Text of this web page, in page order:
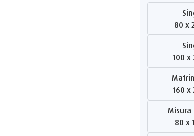
80 x
100
160
80 x